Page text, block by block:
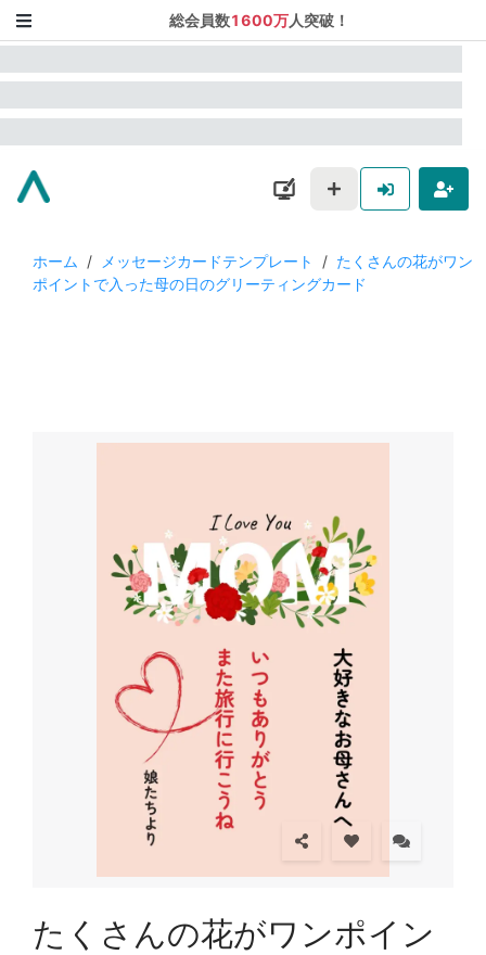
総会員数1600万人突破！
ホーム / メッセージカードテンプレート / たくさんの花がワン
ポイントで入った母の日のグリーティングカード
たくさんの花がワンポイン